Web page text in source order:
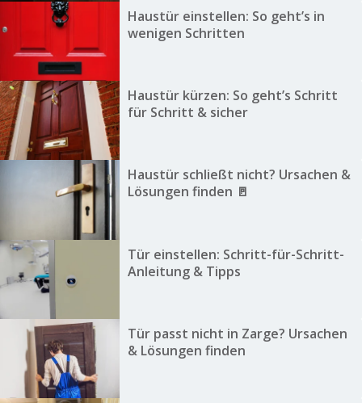
Haustür einstellen: So geht’s in
wenigen Schritten
Haustür kürzen: So geht’s Schritt
für Schritt & sicher
Haustür schließt nicht? Ursachen &
Lösungen finden 🚪
Tür einstellen: Schritt-für-Schritt-
Anleitung & Tipps
Tür passt nicht in Zarge? Ursachen
& Lösungen finden